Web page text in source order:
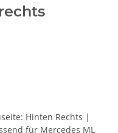
Hinten Rechts |
für Mercedes ML